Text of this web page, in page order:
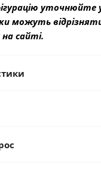
уточнюйте
можуть
сайті.